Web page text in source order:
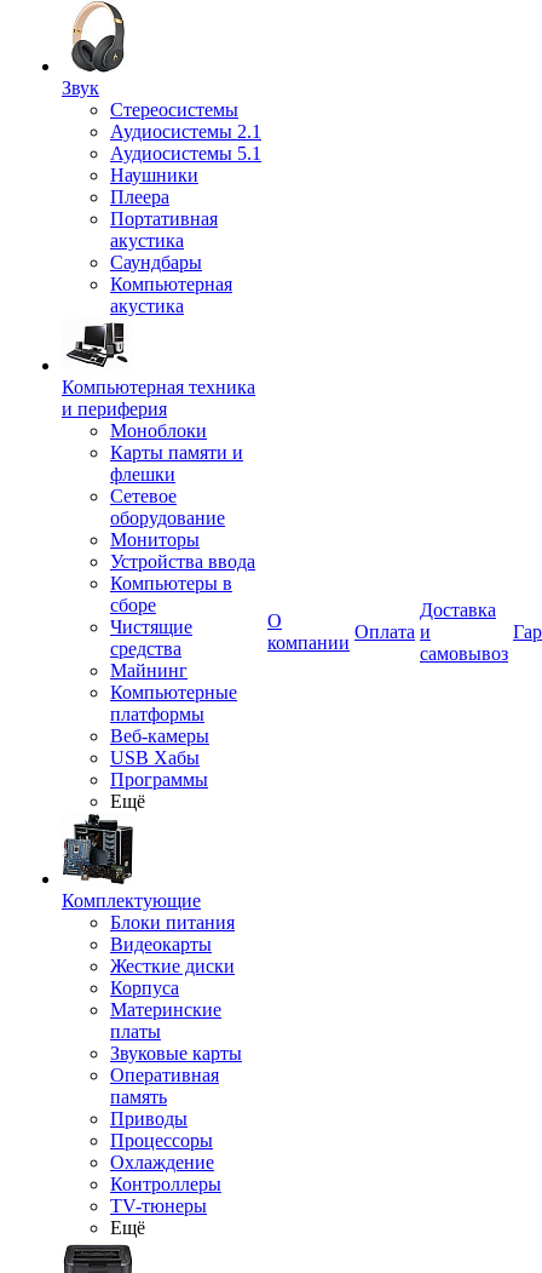
Звук
Стереосистемы
Аудиосистемы 2.1
Аудиосистемы 5.1
Наушники
Плеера
Портативная
акустика
Саундбары
Компьютерная
акустика
Компьютерная техника
и периферия
Моноблоки
Карты памяти и
флешки
Сетевое
оборудование
Мониторы
Устройства ввода
Компьютеры в
сборе
Чистящие
средства
Майнинг
Компьютерные
платформы
Веб-камеры
USB Хабы
Программы
Ещё
Комплектующие
Блоки питания
Видеокарты
Жесткие диски
Корпуса
Материнские
платы
Звуковые карты
Оперативная
память
Приводы
Процессоры
Охлаждение
Контроллеры
TV-тюнеры
Ещё
О
компании
Оплата
Доставка
и
самовывоз